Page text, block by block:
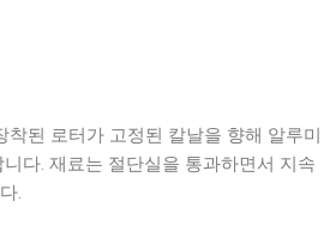
착된 로터가 고정된 칼날을 향해 알루미
다. 재료는 절단실을 통과하면서 지속
.